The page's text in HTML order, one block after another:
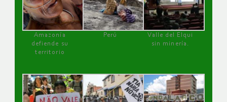
Amazonía
defiende su
territorio
Perú
Valle del Elqui
sin minería.